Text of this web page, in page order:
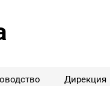
Дирекция